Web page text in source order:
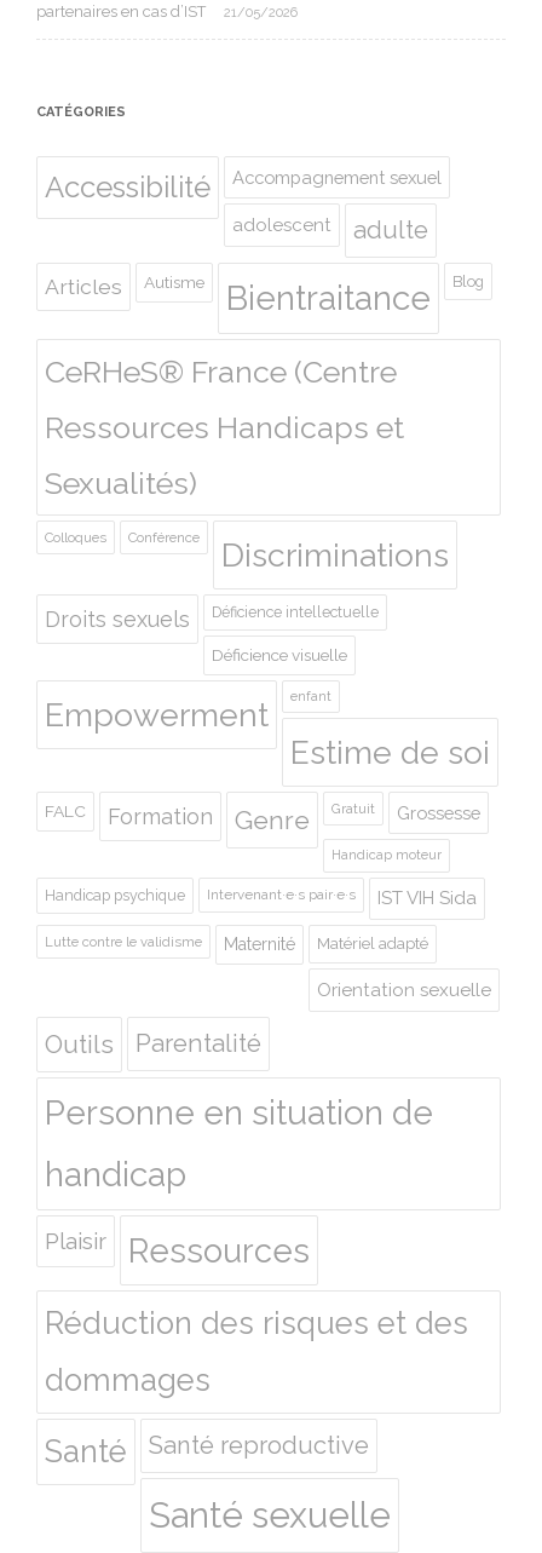
partenaires en cas d’IST
21/05/2026
CATÉGORIES
Accessibilité Accompagnement sexuel
adolescent adulte
Articles Autisme Bientraitance Blog
CeRHeS® France (Centre
Ressources Handicaps et
Sexualités)
Colloques Conférence Discriminations
Droits sexuels Déficience intellectuelle
Déficience visuelle
Empowerment enfant
Estime de soi
FALC Formation Genre Gratuit Grossesse
Handicap moteur
Handicap psychique Intervenant·e·s pair·e·s IST VIH Sida
Lutte contre le validisme Maternité Matériel adapté
Orientation sexuelle
Outils Parentalité
Personne en situation de
handicap
Plaisir Ressources
Réduction des risques et des
dommages
Santé
Santé reproductive
Santé sexuelle